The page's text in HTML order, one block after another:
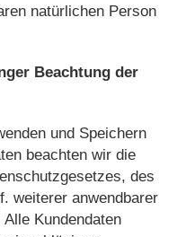
natürlichen Person
Beachtung der
und Speichern
beachten wir die
des
weiterer anwendbarer
Kundendaten